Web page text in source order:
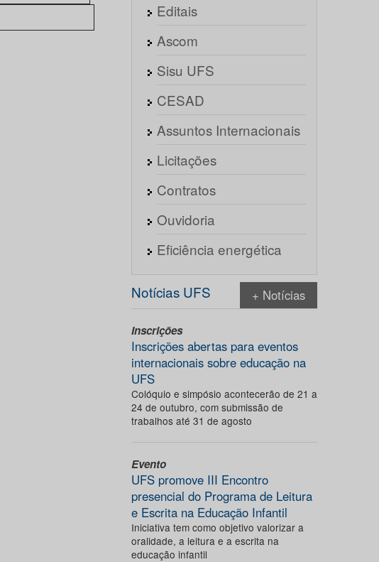
Editais
Ascom
Sisu UFS
CESAD
Assuntos Internacionais
Licitações
Contratos
Ouvidoria
Eficiência energética
Notícias UFS + Notícias
Inscrições
Inscrições abertas para eventos
internacionais sobre educação na
UFS
Colóquio e simpósio acontecerão de 21 a
24 de outubro, com submissão de
trabalhos até 31 de agosto
Evento
UFS promove III Encontro
presencial do Programa de Leitura
e Escrita na Educação Infantil
Iniciativa tem como objetivo valorizar a
oralidade, a leitura e a escrita na
educação infantil